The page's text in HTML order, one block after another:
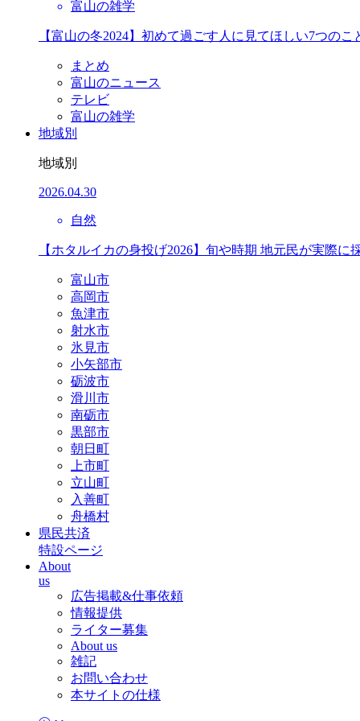
富山の雑学
【富山の冬2024】初めて過ごす人に見てほしい7つのこ
まとめ
富山のニュース
テレビ
富山の雑学
地域別
地域別
2026.04.30
自然
【ホタルイカの身投げ2026】旬や時期 地元民が実際に
富山市
高岡市
魚津市
射水市
氷見市
小矢部市
砺波市
滑川市
南砺市
黒部市
朝日町
上市町
立山町
入善町
舟橋村
県民共済
特設ページ
About
us
広告掲載&仕事依頼
情報提供
ライター募集
About us
雑記
お問い合わせ
本サイトの仕様